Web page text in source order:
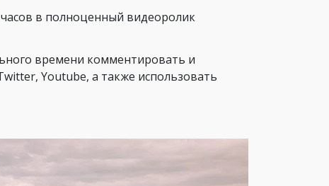
в полноценный видеоролик
времени комментировать и
Youtube, а также использовать